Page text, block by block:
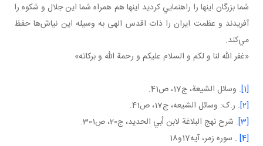
شما بزرگان اينها را راهنمايي کرديد اينها هم همراه شما اين جلال و شکوه را
آفريدند و عظمت ايران را ذات اقدس الهی به وسيله اين نياش‌ها حفظ
مي‌کند.
«غفر الله لنا و لکم و السلام عليکم و رحمة الله و برکاته»
[1] . وسائل الشيعة، ج17، ص41.
[2] . ر.ک: وسائل الشيعه، ج17، ص41.
[3]
. شرح نهج البلاغة لابن أبي الحديد، ج‏20، ص301.
[4]
. سوره زمر، آيه17و18